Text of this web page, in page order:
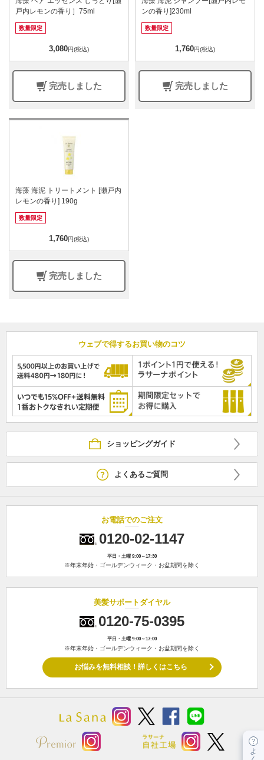
戸内レモンの香り］75ml
数量限定
3,080円(税込)
完売しました
ンの香り]230ml
数量限定
1,760円(税込)
完売しました
海藻 海泥 トリートメント [瀬戸内
レモンの香り] 190g
数量限定
1,760円(税込)
完売しました
ウェブで得するお買い物のコツ
ショッピングガイド
よくあるご質問
お電話でのご注文
0120-02-1147
平日・土曜 9:00～17:30
※年末年始・ゴールデンウィーク・お盆期間を除く
美髪サポートダイヤル
0120-75-0395
平日・土曜 9:00～17:00
※年末年始・ゴールデンウィーク・お盆期間を除く
お悩みを無料相談！詳しくはこちら
よ